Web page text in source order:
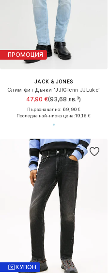
ПРОМОЦИЯ
JACK & JONES
Слим фит Дънки 'JJIGlenn JJLuke'
47,90 €(93,68 лв.³)
Първоначално: 69,90 €
Последна най-ниска цена:19,16 €
КУПОН